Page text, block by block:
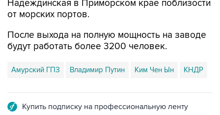
После выхода на полную мощность на заводе
Амурский ГПЗ Владимир Путин Ким Чен Ын
Подписаться на рассылку главных новостей сайта